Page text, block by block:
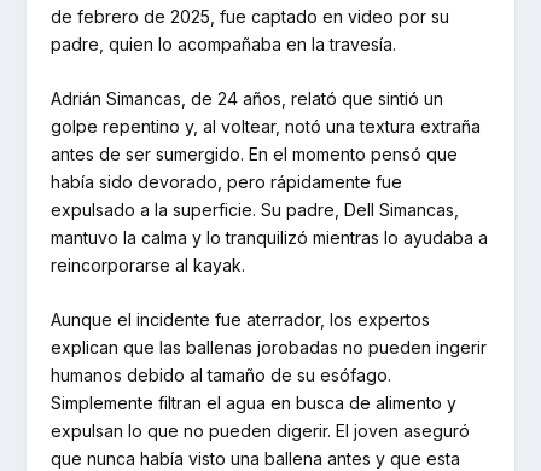
de febrero de 2025, fue captado en video por su
padre, quien lo acompañaba en la travesía.
Adrián Simancas, de 24 años, relató que sintió un
golpe repentino y, al voltear, notó una textura extraña
antes de ser sumergido. En el momento pensó que
había sido devorado, pero rápidamente fue
expulsado a la superficie. Su padre, Dell Simancas,
mantuvo la calma y lo tranquilizó mientras lo ayudaba a
reincorporarse al kayak.
Aunque el incidente fue aterrador, los expertos
explican que las ballenas jorobadas no pueden ingerir
humanos debido al tamaño de su esófago.
Simplemente filtran el agua en busca de alimento y
expulsan lo que no pueden digerir. El joven aseguró
que nunca había visto una ballena antes y que esta